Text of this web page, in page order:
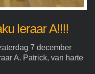
leraar A!!!!
7 december
A. Patrick, van harte